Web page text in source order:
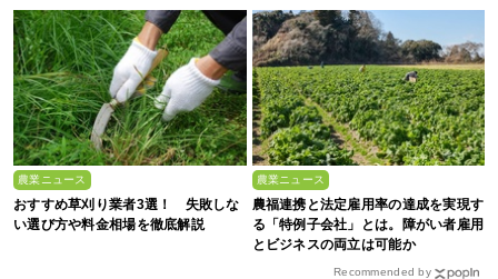
農業ニュース
おすすめ草刈り業者3選！ 失敗しな
い選び方や料金相場を徹底解説
農業ニュース
農福連携と法定雇用率の達成を実現す
る「特例子会社」とは。障がい者雇用
とビジネスの両立は可能か
Recommended by